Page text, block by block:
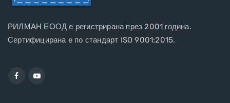
РИЛМАН ЕООД е регистрирана през 2001 година.
Сертифицирана e по стандарт ISO 9001:2015.